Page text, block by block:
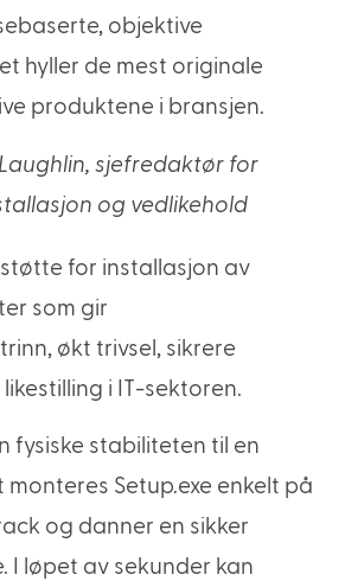
objektive
hyller de mest originale
produktene i bransjen.
sjefredaktør for
og vedlikehold
støtte for installasjon av
som gir
økt trivsel, sikrere
i IT-sektoren.
fysiske stabiliteten til en
monteres Setup.exe enkelt på
og danner en sikker
I løpet av sekunder kan